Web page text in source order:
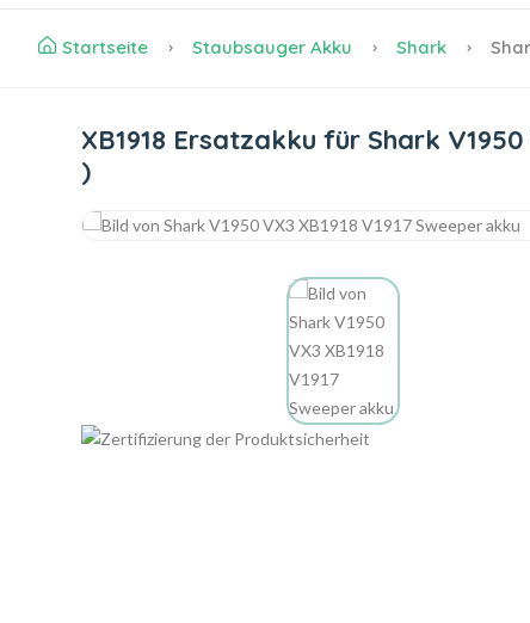
Startseite Staubsauger Akku Shark
XB1918 Ersatzakku für Shark
)